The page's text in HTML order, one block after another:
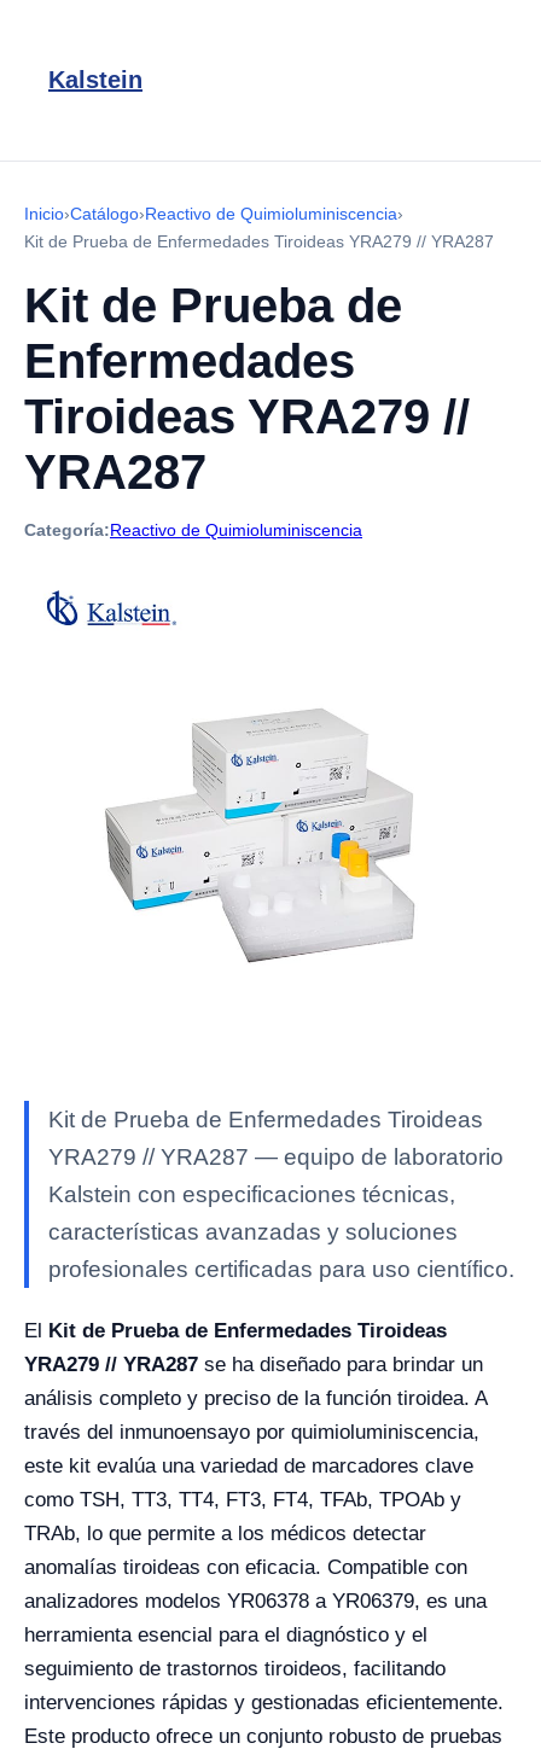
Kalstein
Inicio›Catálogo›Reactivo de Quimioluminiscencia›
Kit de Prueba de Enfermedades Tiroideas YRA279 // YRA287
Kit de Prueba de
Enfermedades
Tiroideas YRA279 //
YRA287
Categoría:Reactivo de Quimioluminiscencia
Kit de Prueba de Enfermedades Tiroideas
YRA279 // YRA287 — equipo de laboratorio
Kalstein con especificaciones técnicas,
características avanzadas y soluciones
profesionales certificadas para uso científico.
El Kit de Prueba de Enfermedades Tiroideas
YRA279 // YRA287 se ha diseñado para brindar un
análisis completo y preciso de la función tiroidea. A
través del inmunoensayo por quimioluminiscencia,
este kit evalúa una variedad de marcadores clave
como TSH, TT3, TT4, FT3, FT4, TFAb, TPOAb y
TRAb, lo que permite a los médicos detectar
anomalías tiroideas con eficacia. Compatible con
analizadores modelos YR06378 a YR06379, es una
herramienta esencial para el diagnóstico y el
seguimiento de trastornos tiroideos, facilitando
intervenciones rápidas y gestionadas eficientemente.
Este producto ofrece un conjunto robusto de pruebas